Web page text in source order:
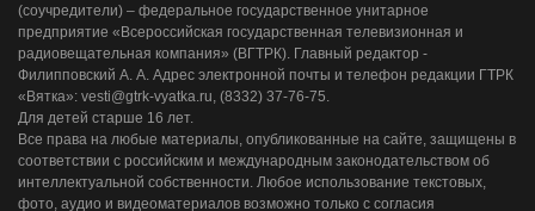
(соучредители) – федеральное государственное унитарное
предприятие «Всероссийская государственная телевизионная и
радиовещательная компания» (ВГТРК). Главный редактор -
Филипповский А. А. Адрес электронной почты и телефон редакции ГТРК
«Вятка»: vesti@gtrk-vyatka.ru, (8332) 37-76-75.
Для детей старше 16 лет.
Все права на любые материалы, опубликованные на сайте, защищены в
соответствии с российским и международным законодательством об
интеллектуальной собственности. Любое использование текстовых,
фото, аудио и видеоматериалов возможно только с согласия